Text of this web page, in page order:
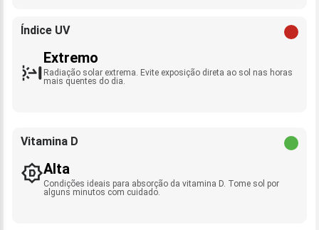
Índice UV
Extremo
Radiação solar extrema. Evite exposição direta ao sol nas horas
mais quentes do dia.
Vitamina D
Alta
Condições ideais para absorção da vitamina D. Tome sol por
alguns minutos com cuidado.